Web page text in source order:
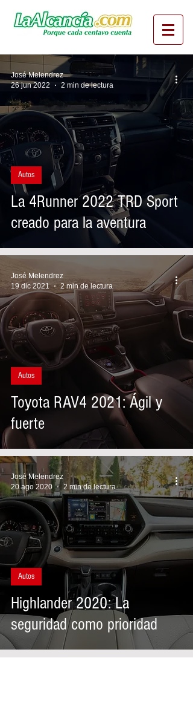
La 4Runner 2022 TRD Sport
creado para la aventura
Autos
José Melendrez
26 jun 2022
2 min de lectura
Toyota RAV4 2021: Ágil y
fuerte
Autos
José Melendrez
19 dic 2021
2 min de lectura
Highlander 2020: La
seguridad como prioridad
Autos
José Melendrez
20 ago 2020
2 min de lectura